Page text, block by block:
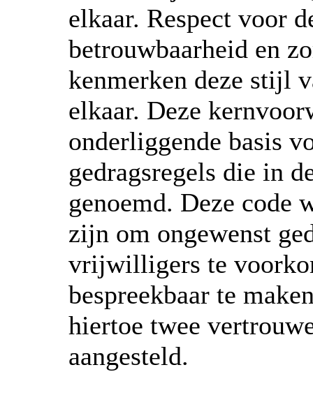
elkaar. Respect voor
betrouwbaarheid en
kenmerken deze stijl
elkaar. Deze
onderliggende basis
gedragsregels die in
genoemd. Deze code
zijn om ongewenst
vrijwilligers te
bespreekbaar te
hiertoe twee
aangesteld.